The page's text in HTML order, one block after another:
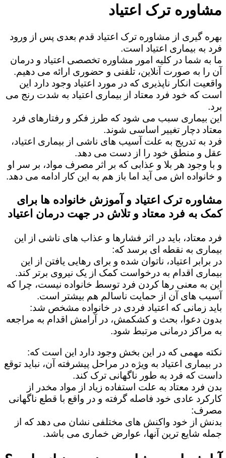
مشاوره ترک اعتیاد
بهره گیری از مشاوره ترک اعتیاد قدم بعدی پس از ورود
فرد به بیماری اعتیاد است.
ما به شما در کلیه امور مشاوره تخصصی اعتیاد و درمان
آن را به صورت آنلاین، تلفنی و حضوری ارائه می دهیم.
واقعیت انکار ناپذیری که در مورد اعتیاد وجود دارد این
است که خود فرد معتاد از بیماری اعتیاد به شدت رنج می
برد.
این بیماری سبب می شود که طرز فکر و رفتارهای فرد
معتاد دچار تغییر اساسی شوند.
فرد به تدریج به علت آسیب های ناشی از بیماری اعتیاد،
عقل و منطق خود را از دست می دهد.
و با وجود هر بلا و عذابی که بر اثر مصرف مواد، بر سر او
و خانواده اش می آید اما باز هم به این کار ادامه می دهد.
مشاوره ترک اعتیاد و آموزش خانواده ها برای
کمک به فرد معتاد و تلاش در جهت درمان اعتیاد
فرد معتاد، باید در اثر فشارها و عذاب های ناشی از این
بیماری به نقطه ای برسد که:
در برابر اعتیاد، ناتوان شده و برای رهایی یافتن از این
بیماری اقدام به درخواست کمک از یک نیروی برتر کند.
این به معنی رها کردن فرد توسط خانواده نیست، چرا که
آسیب های آن از حمایت ناسالم هم بیشتر است.
باید زمانی که اعتیاد فردی در خانواده مشخص شد:
بدون دعوا، بحث و کشکمش، در آرامش اقدام به مراجعه
به مراکز درمانی مرتبط شود.
نکته مهمی که در این بخش وجود دارد این است که:
در بیماری اعتیاد به ویژه در مراحل پیشرفته آن، نباید توقع
داست که فرد به طور ناگهانی ترک کند.
بدن فرد معتاد به علت استفاده زیاد از مواد مخدر از
کارکرد عادی خود فاصله گرفته و در واقع با قطع ناگهانی
مصرف:
بدنش از خود واکنش های مختلفی نشان می دهد که از
جمله شایع ترین آنها، عوارض خماری می باشد.